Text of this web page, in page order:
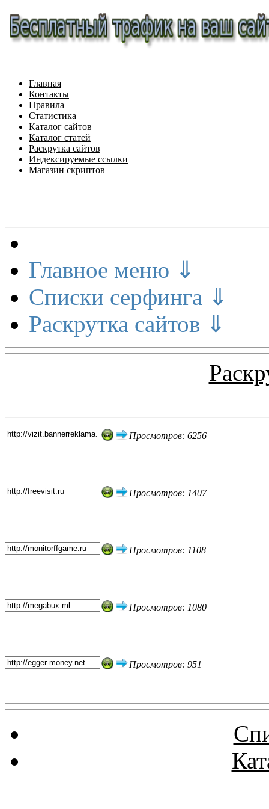
Главная
Контакты
Правила
Статистика
Каталог сайтов
Каталог статей
Раскрутка сайтов
Индексируемые ссылки
Магазин скриптов
Главное меню ⇓
Списки серфинга ⇓
Раскрутка сайтов ⇓
Просмотров: 6256
Просмотров: 1407
Просмотров: 1108
Просмотров: 1080
Просмотров: 951